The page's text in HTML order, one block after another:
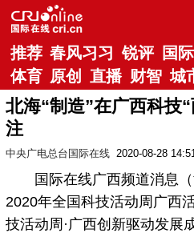
推荐 春风习习 锐评 国际
体育 原创 直播 财智 城
北海“制造”在广西科技
注
中央广电总台国际在线 2020-08-28
国际在线广西频道消息（
2020年全国科技活动周广西
技活动周·广西创新驱动发展